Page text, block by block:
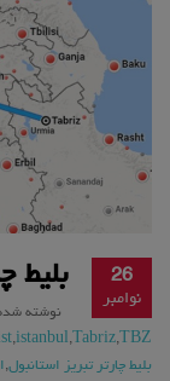
26
نوامبر
بلیط
نوشته
,istanbul,Tabriz,TBZ
بلیط چارتر تبریز استانبول,